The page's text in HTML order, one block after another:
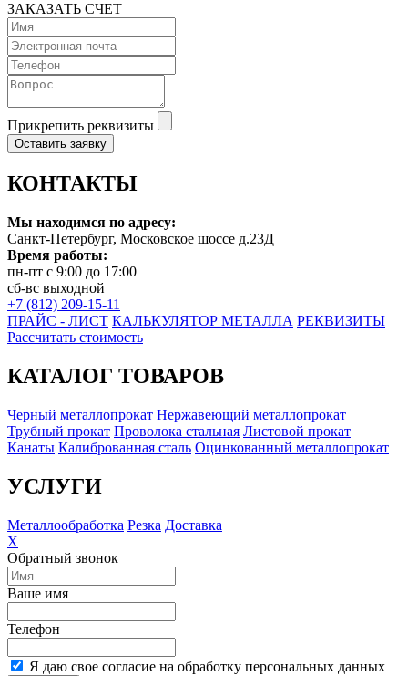
ЗАКАЗАТЬ СЧЕТ
Прикрепить реквизиты
Оставить заявку
КОНТАКТЫ
Мы находимся по адресу:
Санкт-Петербург, Московское шоссе д.23Д
Время работы:
пн-пт с 9:00 до 17:00
сб-вс выходной
+7 (812) 209-15-11
ПРАЙС - ЛИСТ КАЛЬКУЛЯТОР МЕТАЛЛА РЕКВИЗИТЫ
Рассчитать стоимость
КАТАЛОГ ТОВАРОВ
Черный металлопрокат Нержавеющий металлопрокат
Трубный прокат Проволока стальная Листовой прокат
Канаты Калиброванная сталь Оцинкованный металлопрокат
УСЛУГИ
Металлообработка Резка Доставка
X
Обратный звонок
Ваше имя
Телефон
Я даю свое согласие на обработку персональных данных